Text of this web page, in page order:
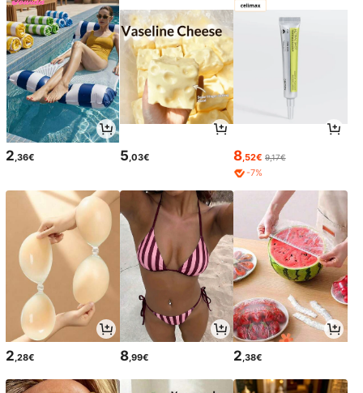
2,36€ 5,03€ 8,52€ 9,17€
-7%
2 ,28€ 8,99€ 2 ,38€